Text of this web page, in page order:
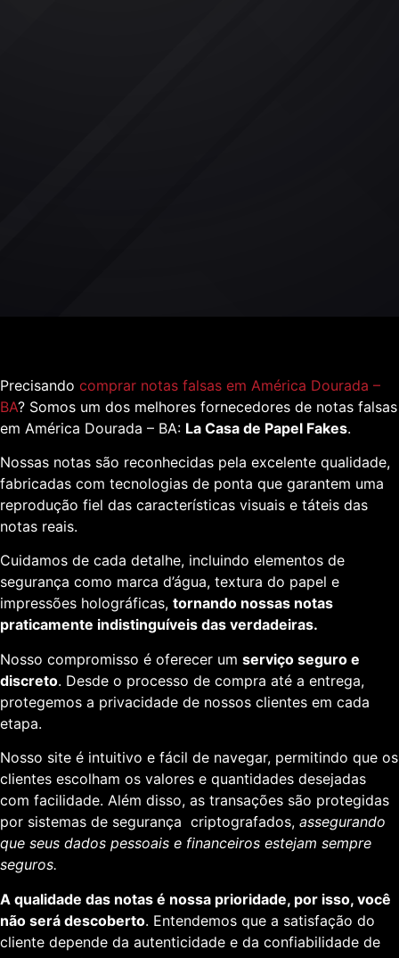
Precisando comprar notas falsas em América Dourada –
BA? Somos um dos melhores fornecedores de notas falsas
em América Dourada – BA: La Casa de Papel Fakes.
Nossas notas são reconhecidas pela excelente qualidade,
fabricadas com tecnologias de ponta que garantem uma
reprodução fiel das características visuais e táteis das
notas reais.
Cuidamos de cada detalhe, incluindo elementos de
segurança como marca d’água, textura do papel e
impressões holográficas, tornando nossas notas
praticamente indistinguíveis das verdadeiras.
Nosso compromisso é oferecer um serviço seguro e
discreto. Desde o processo de compra até a entrega,
protegemos a privacidade de nossos clientes em cada
etapa.
Nosso site é intuitivo e fácil de navegar, permitindo que os
clientes escolham os valores e quantidades desejadas
com facilidade. Além disso, as transações são protegidas
por sistemas de segurança criptografados, assegurando
que seus dados pessoais e financeiros estejam sempre
seguros.
A qualidade das notas é nossa prioridade, por isso, você
não será descoberto. Entendemos que a satisfação do
cliente depende da autenticidade e da confiabilidade de